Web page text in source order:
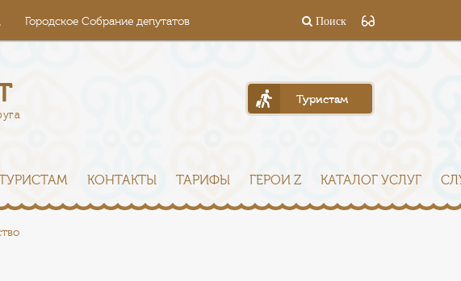
Городское Собрание депутатов Поиск
Туристам
КОНТАКТЫ ТАРИФЫ ГЕРОИ Z КАТАЛОГ УСЛУГ